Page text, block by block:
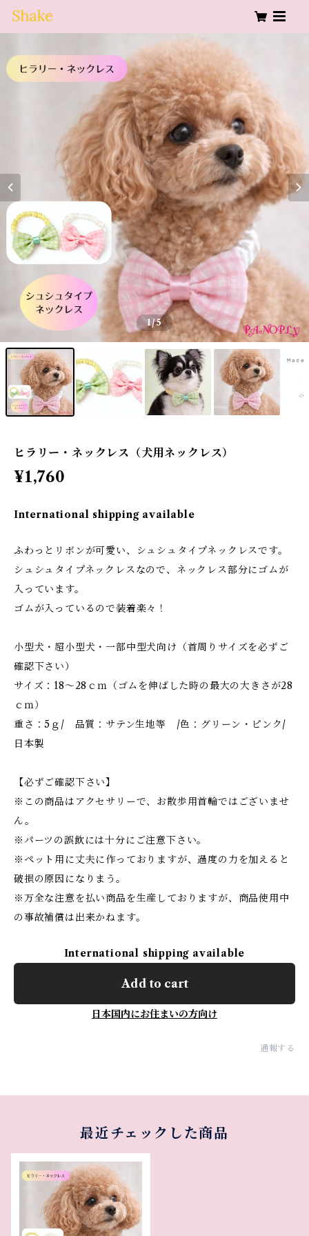
1/5
ヒラリー・ネックレス（犬用ネックレス）
¥1,760
International shipping available
ふわっとリボンが可愛い、シュシュタイプネックレスです。
シュシュタイプネックレスなので、ネックレス部分にゴムが
入っています。
ゴムが入っているので装着楽々！
小型犬・超小型犬・一部中型犬向け（首周りサイズを必ずご
確認下さい）
サイズ：18～28ｃｍ（ゴムを伸ばした時の最大の大きさが28
ｃｍ）
重さ：5ｇ/ 品質：サテン生地等 /色：グリーン・ピンク/
日本製
【必ずご確認下さい】
※この商品はアクセサリーで、お散歩用首輪ではございませ
ん。
※パーツの誤飲には十分にご注意下さい。
※ペット用に丈夫に作っておりますが、過度の力を加えると
破損の原因になりまう。
※万全な注意を払い商品を生産しておりますが、商品使用中
の事故補償は出来かねます。
International shipping available
Add to cart
日本国内にお住まいの方向け
通報する
最近チェックした商品